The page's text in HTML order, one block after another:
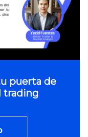
puerta de
trading